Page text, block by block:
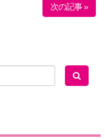
次の記事 »